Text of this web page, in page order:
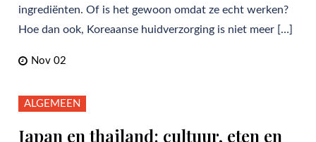
ingrediënten. Of is het gewoon omdat ze echt werken?
Hoe dan ook, Koreaanse huidverzorging is niet meer […]
Nov 02
ALGEMEEN
Japan en thailand: cultuur, eten en